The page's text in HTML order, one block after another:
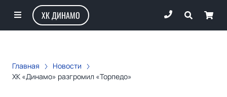
ХК ДИНАМО
Главная
Новости
ХК «Динамо» разгромил «Торпедо»